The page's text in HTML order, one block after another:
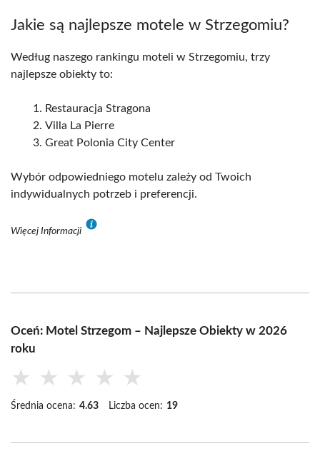
Jakie są najlepsze motele w Strzegomiu?
Według naszego rankingu moteli w Strzegomiu, trzy
najlepsze obiekty to:
Restauracja Stragona
Villa La Pierre
Great Polonia City Center
Wybór odpowiedniego motelu zależy od Twoich
indywidualnych potrzeb i preferencji.
Więcej Informacji
Oceń: Motel Strzegom – Najlepsze Obiekty w 2026
roku
★ ★ ★ ★ ★
Średnia ocena: 4.63 Liczba ocen: 19